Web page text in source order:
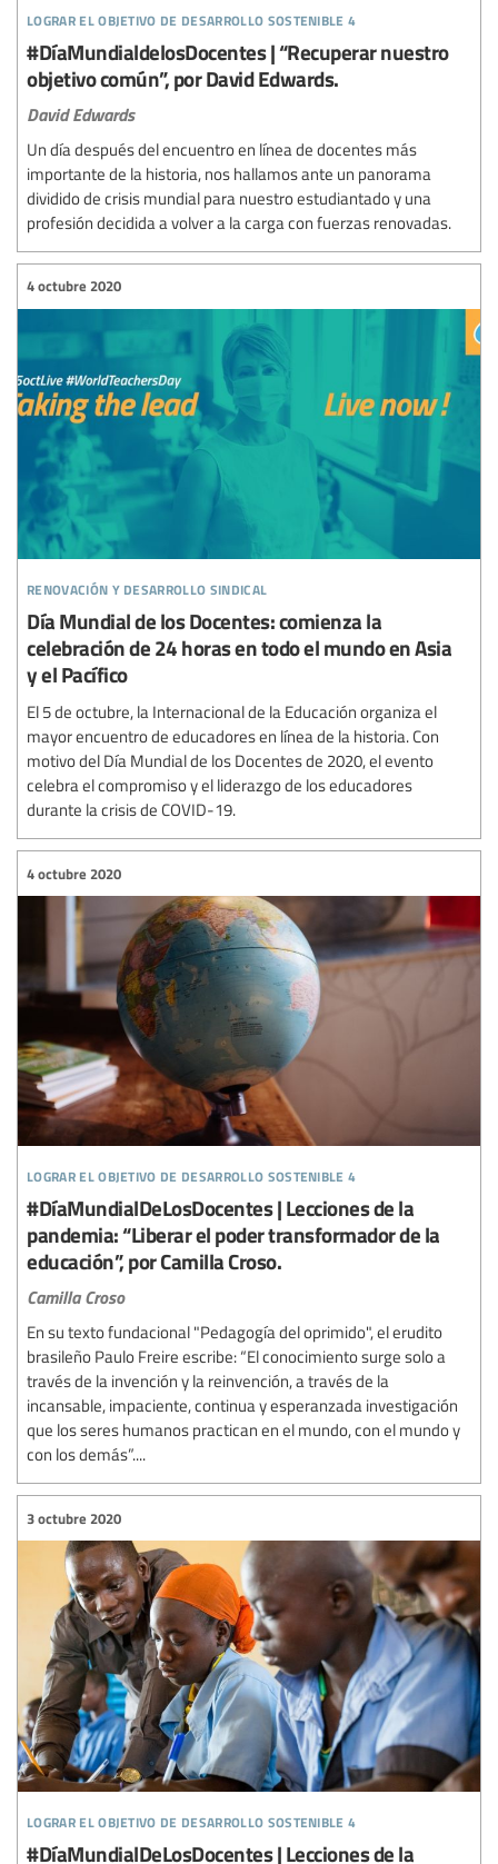
lograr el objetivo de desarrollo sostenible 4
#DíaMundialdelosDocentes | “Recuperar nuestro
objetivo común”, por David Edwards.
David Edwards
Un día después del encuentro en línea de docentes más
importante de la historia, nos hallamos ante un panorama
dividido de crisis mundial para nuestro estudiantado y una
profesión decidida a volver a la carga con fuerzas renovadas.
renovación y desarrollo sindical
4 octubre 2020
Día Mundial de los Docentes: comienza la
celebración de 24 horas en todo el mundo en Asia
y el Pacífico
El 5 de octubre, la Internacional de la Educación organiza el
mayor encuentro de educadores en línea de la historia. Con
motivo del Día Mundial de los Docentes de 2020, el evento
celebra el compromiso y el liderazgo de los educadores
durante la crisis de COVID-19.
lograr el objetivo de desarrollo sostenible 4
4 octubre 2020
#DíaMundialDeLosDocentes | Lecciones de la
pandemia: “Liberar el poder transformador de la
educación”, por Camilla Croso.
Camilla Croso
En su texto fundacional "Pedagogía del oprimido", el erudito
brasileño Paulo Freire escribe: “El conocimiento surge solo a
través de la invención y la reinvención, a través de la
incansable, impaciente, continua y esperanzada investigación
que los seres humanos practican en el mundo, con el mundo y
con los demás”....
lograr el objetivo de desarrollo sostenible 4
3 octubre 2020
#DíaMundialDeLosDocentes | Lecciones de la